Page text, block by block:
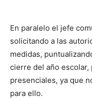
En paralelo el jefe
solicitando a las
medidas,
cierre del año
presenciales, ya que
para ello.